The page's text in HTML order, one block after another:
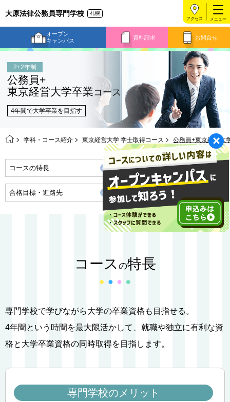
大原法律公務員専門学校 札幌
オープン
キャンパス
資料請求 お問合せ
アクセス
2+2年制
公務員+
東京経営大学卒業コース
4年間で大学卒業を目指す
学科・コース紹介 東京経営大学 学士取得コース 公務員+東京経営大
コースの特長 モデルプラン
合格目標・進路先 卒業までの流れ
コース の特長
専門学校で学びながら大学の卒業資格も目指せる。
4年間という時間を最大限活かして、就職や独立に有利な資
格と大学卒業資格の同時取得を目指します。
専門学校のメリット